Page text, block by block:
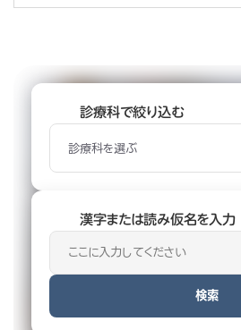
診療科で絞り込む
診療科を選ぶ
漢字または読み仮名を入力
検索